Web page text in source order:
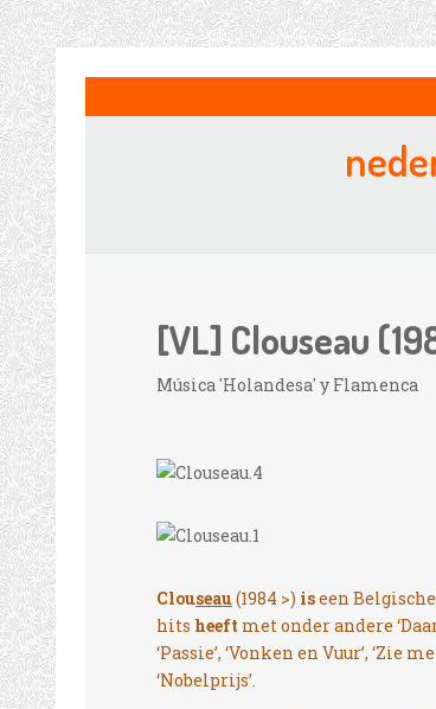
[VL] Clouseau
Música 'Holandesa' y Flamenca
Clouseau(1984 >) iseen
hits heeft met onder andere
‘Passie’, ‘Vonken en Vuur’, ‘Zie
‘Nobelprijs’.